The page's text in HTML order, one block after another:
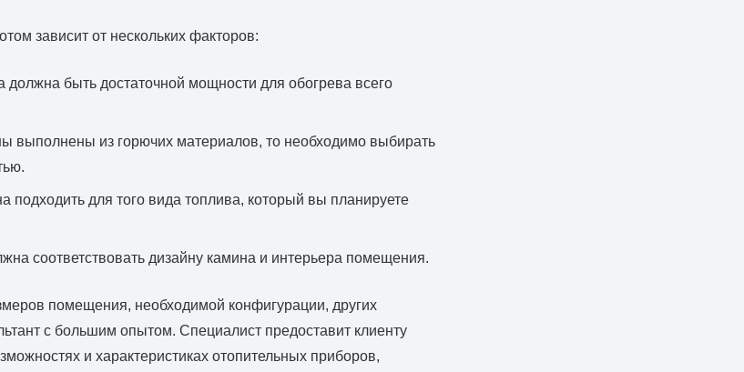
зависит от нескольких факторов:
быть достаточной мощности для обогрева всего
выполнены из горючих материалов, то необходимо выбирать
подходить для того вида топлива, который вы планируете
соответствовать дизайну камина и интерьера помещения.
помещения, необходимой конфигурации, других
с большим опытом. Специалист предоставит клиенту
и характеристиках отопительных приборов,